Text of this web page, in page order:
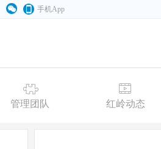
手机App
管理团队 红岭动态